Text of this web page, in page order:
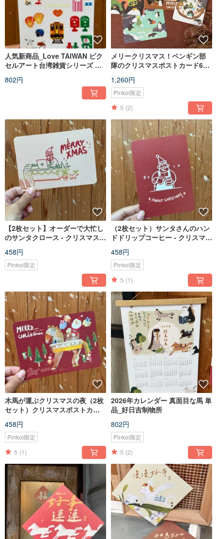
人気新商品_Love TAIWAN ピク
セルアート台湾雑貨シリーズ ク
802円
メリークリスマス！ペンギン部
隊のクリスマスポストカード6枚
状・ギフト
1,260円
Pinkoi限定
5 (2)
【2枚セット】オーダーで大忙し
のサンタクロース - クリスマスポ
458円
Pinkoi限定
（2枚セット）サンタさんのハン
ドドリップコーヒー - クリスマス
458円
Pinkoi限定
5 (1)
木馬が運ぶクリスマスの夜（2枚
セット）クリスマスポストカー
458円
Pinkoi限定
5 (1)
2026年カレンダー 真面目な馬 単
品_好日吉制物所
802円
Pinkoi限定
5 (2)